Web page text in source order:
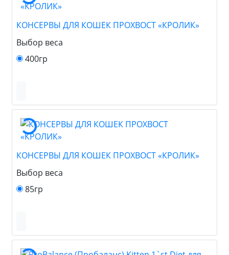
КОНСЕРВЫ ДЛЯ КОШЕК ПРОХВОСТ «КРОЛИК»
Выбор веса
400гр
КОНСЕРВЫ ДЛЯ КОШЕК ПРОХВОСТ «КРОЛИК»
Выбор веса
85гр